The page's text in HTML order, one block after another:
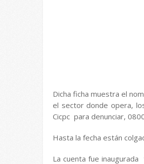
Dicha ficha muestra el
el sector donde opera,
Cicpc para denunciar,
Hasta la fecha están
La cuenta fue